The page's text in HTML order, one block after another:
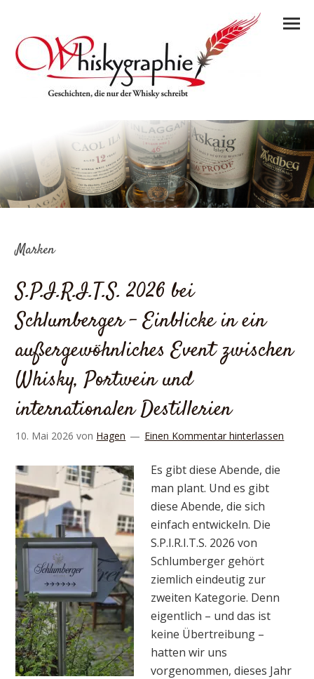
Marken
S.P.I.R.I.T.S. 2026 bei
Schlumberger – Einblicke in ein
außergewöhnliches Event zwischen
Whisky, Portwein und
internationalen Destillerien
10. Mai 2026 von Hagen Einen Kommentar hinterlassen
Es gibt diese Abende, die
man plant. Und es gibt
diese Abende, die sich
einfach entwickeln. Die
S.P.I.R.I.T.S. 2026 von
Schlumberger gehört
ziemlich eindeutig zur
zweiten Kategorie. Denn
eigentlich – und das ist
keine Übertreibung –
hatten wir uns
vorgenommen, dieses Jahr